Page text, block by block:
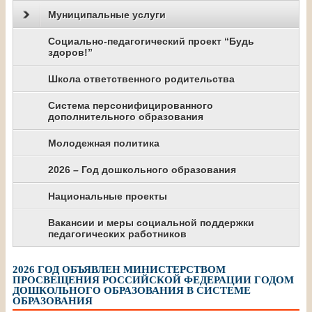
Муниципальные услуги
Социально-педагогический проект “Будь
здоров!”
Школа ответственного родительства
Система персонифицированного
дополнительного образования
Молодежная политика
2026 – Год дошкольного образования
Национальные проекты
Вакансии и меры социальной поддержки
педагогических работников
2026 ГОД ОБЪЯВЛЕН МИНИСТЕРСТВОМ
ПРОСВЕЩЕНИЯ РОССИЙСКОЙ ФЕДЕРАЦИИ ГОДОМ
ДОШКОЛЬНОГО ОБРАЗОВАНИЯ В СИСТЕМЕ
ОБРАЗОВАНИЯ